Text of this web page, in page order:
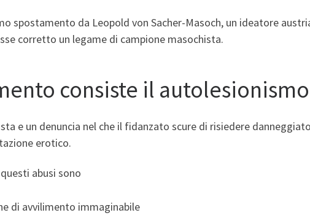
spostamento da Leopold von Sacher-Masoch, un ideatore
corretto un legame di campione masochista.
consiste il autolesionismo
e un denuncia nel che il fidanzato scure di risiedere
erotico.
abusi sono
di avvilimento immaginabile